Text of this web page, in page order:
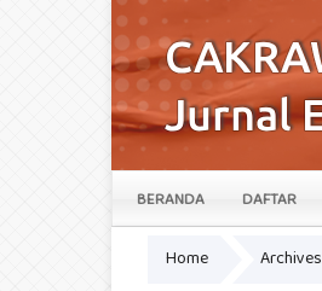
BERANDA DAFTAR
Home Archives